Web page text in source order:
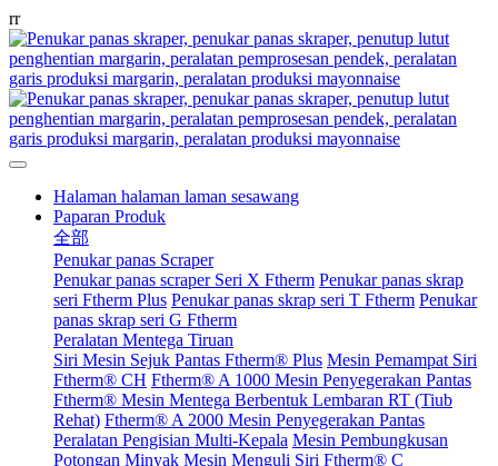
rr
Halaman halaman laman sesawang
Paparan Produk
全部
Penukar panas Scraper
Penukar panas scraper Seri X Ftherm Penukar panas skrap
seri Ftherm Plus Penukar panas skrap seri T Ftherm Penukar
panas skrap seri G Ftherm
Peralatan Mentega Tiruan
Siri Mesin Sejuk Pantas Ftherm® Plus Mesin Pemampat Siri
Ftherm® CH Ftherm® A 1000 Mesin Penyegerakan Pantas
Ftherm® Mesin Mentega Berbentuk Lembaran RT (Tiub
Rehat) Ftherm® A 2000 Mesin Penyegerakan Pantas
Peralatan Pengisian Multi-Kepala Mesin Pembungkusan
Potongan Minyak Mesin Menguli Siri Ftherm® C